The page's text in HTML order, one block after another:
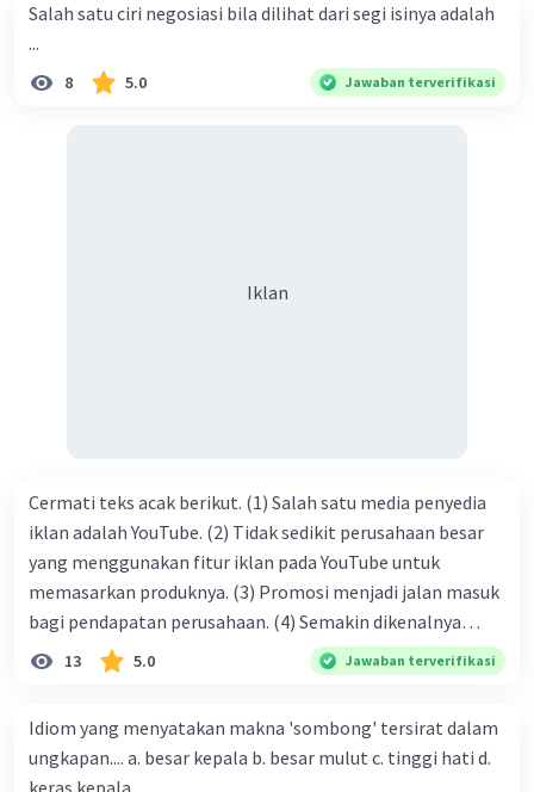
ke dalam umat-Nya yang diberkahi. Amin ya rabbal alamin.
Hadirin sekalian yang berbahagia! Dirasa amat penting
sekali jiwa sosial untuk diterapkan di lingkungan keluarga,
limpahan karuniaNya kita bisa berkumpul di sini. Kalimat
Salah satu ciri negosiasi bila dilihat dari segi isinya adalah
...
8 5.0 Jawaban terverifikasi
Iklan
Cermati teks acak berikut. (1) Salah satu media penyedia
iklan adalah YouTube. (2) Tidak sedikit perusahaan besar
yang menggunakan fitur iklan pada YouTube untuk
memasarkan produknya. (3) Promosi menjadi jalan masuk
bagi pendapatan perusahaan. (4) Semakin dikenalnya
suatu produk oleh konsumen, semakin besar pula peluang
perusahaan kepada konsumen. Urutan yang tepat agar
menjadi teks eksposisi yang padu adalah .... A. (1)-(2)-(3)-
13 5.0 Jawaban terverifikasi
Idiom yang menyatakan makna 'sombong' tersirat dalam
ungkapan.... a. besar kepala b. besar mulut c. tinggi hati d.